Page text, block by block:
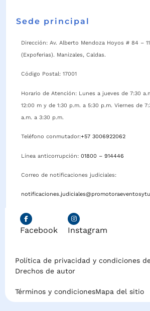
Sede principal
Dirección: Av. Alberto Mendoza Hoyos # 84 –
(Expoferias). Manizales, Caldas.
Código Postal: 17001
Horario de Atención: Lunes a jueves de 7:30
12:00 m y de 1:30 p.m. a 5:30 p.m. Viernes de
a.m. a 3:30 p.m.
Teléfono conmutador:+57 3006922062
Línea anticorrupción: 01800 – 914446
Correo de notificaciones judiciales:
Facebook Instagram
Política de privacidad y condiciones
Drechos de autor
Términos y condicionesMapa del sitio